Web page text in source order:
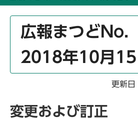
頭
か
広報まつどNo
2018年10月15
更新
変更および訂正